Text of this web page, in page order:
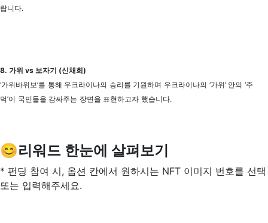
랍니다.
8. 가위 vs 보자기 (신채희)
‘가위바위보’를 통해 우크라이나의 승리를 기원하며 우크라이나의 ‘가위’ 안의 ‘주
먹’이 국민들을 감싸주는 장면을 표현하고자 했습니다.
😊리워드 한눈에 살펴보기
* 펀딩 참여 시, 옵션 칸에서 원하시는 NFT 이미지 번호를 선택
또는 입력해주세요.